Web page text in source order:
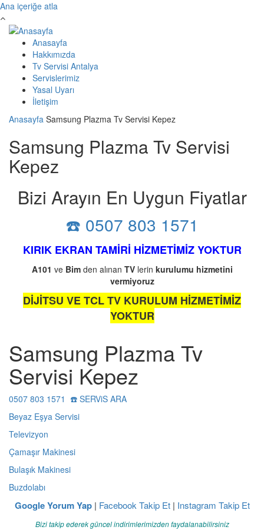
Ana içeriğe atla
Anasayfa
Hakkımızda
Tv Servisi Antalya
Servislerimiz
Yasal Uyarı
İletişim
Anasayfa Samsung Plazma Tv Servisi Kepez
Samsung Plazma Tv Servisi
Kepez
Bizi Arayın En Uygun Fiyatlar
☎️ 0507 803 1571
KIRIK EKRAN TAMİRİ HİZMETİMİZ YOKTUR
A101 ve Bimden alınan TVlerin kurulumu hizmetini
vermiyoruz
DİJİTSU VE TCL TV KURULUM HİZMETİMİZ
YOKTUR
Samsung Plazma Tv
Servisi Kepez
0507 803 1571 ☎️ SERViS ARA
Beyaz Eşya Servisi
Televizyon
Çamaşır Makinesi
Bulaşık Makinesi
Buzdolabı
Google Yorum Yap| Facebook Takip Et| Instagram Takip Et
Bizi takip ederek güncel indirimlerimizden faydalanabilirsiniz